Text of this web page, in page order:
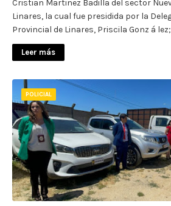
Cristian Martinez Badilla del sector
Linares, la cual fue presidida por la
Provincial de Linares, Priscila Gonz á
Leer más
POLICIAL